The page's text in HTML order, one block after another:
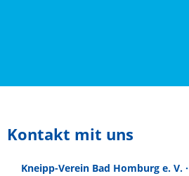
Kontakt mit uns
Kneipp-Verein Bad Homburg e. V. ·